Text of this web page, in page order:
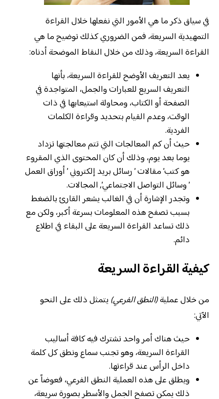
في سياق ذكر ما هي الأمور التي نفعلها خلال القراءة
التمهيدية السريعة، فمن الضروري كذلك توضيح ما هي
القراءة السريعة، وذلك من خلال النقاط الموضحة أدناه:
يعد التعريف الأوضح للقراءة السريعة، بأنها
التعريف السريع للعبارات والجمل، المتواجدة في
الصفحة أو الكتاب، ومحاولة استيعابها في ذات
الوقت، وعدم القيام بتحديد وقراءة الكلمات
الفردية.
حيث أن كم المعالجات التي تتم معالجتها تزداد
يوما بعد يوم، وذلك أن كان المحتوى الذي المقروء
هو كتب’ مقالات ’ رسائل بريد إلكتروني ’ أوراق العمل
’ وسائل التواصل الاجتماعي’, المجالات.
وتجدر الإشارة أن في الغالب يشعر القارئ بالضغط
بسبب تصفح هذه المعلومات بسرعة أكبر، ولكن مع
ذلك تساعد القراءة السريعة على البقاء في اطلاع
دائم.
كيفية القراءة السريعة
من خلال عملية(النطق الفرعي) يتمثل ذلك على النحو
الآتي:
حيثهناك أمر واحد تشترك فيه كافة أساليب
القراءة السريعة، وهو تجنب سماع ونطق كل كلمة
داخل الرأس عند قراءتها.
ويطلق على هذه العملية النطق الفرعي، فعوضاً عن
ذلك يمكن تصفح الجمل والأسطر بصورة سريعة،